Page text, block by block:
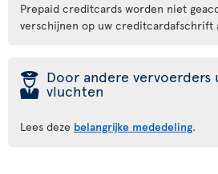
Prepaid creditcards worden niet
verschijnen op uw creditcardafschrift
þ Door andere vervoerders
vluchten
Lees deze belangrijke mededeling.